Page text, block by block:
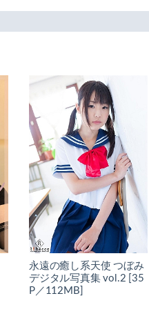
永遠の癒し系天使 つぼみ
デジタル写真集 vol.2 [35
P／112MB]